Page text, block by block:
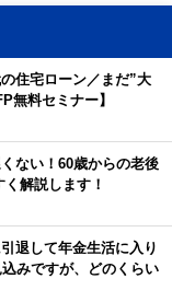
住宅ローン／まだ”大
無料セミナー】
ない！60歳からの老後
解説します！
退して年金生活に入り
みですが、どのくらい